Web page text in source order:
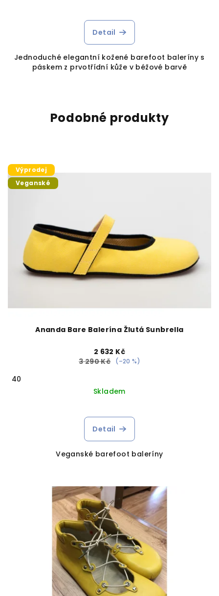
Detail
Jednoduché elegantní kožené barefoot baleríny s
páskem z prvotřídní kůže v béžové barvě
Podobné produkty
Výprodej
Veganské
Ananda Bare Balerína Žlutá Sunbrella
2 632 Kč
3 290 Kč
(–20 %)
40
Skladem
Detail
Veganské barefoot baleríny